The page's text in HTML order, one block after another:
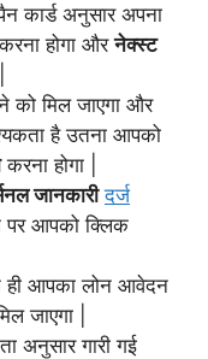
कार्ड अनुसार अपना
होगा औरनेक्स्ट
मिल जाएगा और
है उतना आपको
करना होगा |
जानकारी दर्ज
आपको क्लिक
आपका लोन आवेदन
जाएगा |
अनुसार गारी गई